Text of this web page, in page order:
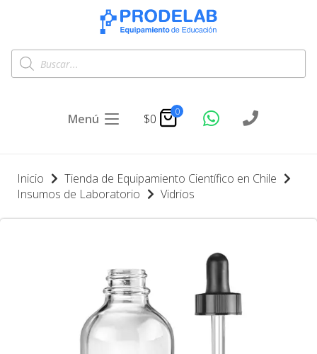
Búsqueda
de
productos
Menú $0 0
Inicio
Tienda de Equipamiento Científico en Chile
Insumos de Laboratorio
Vidrios